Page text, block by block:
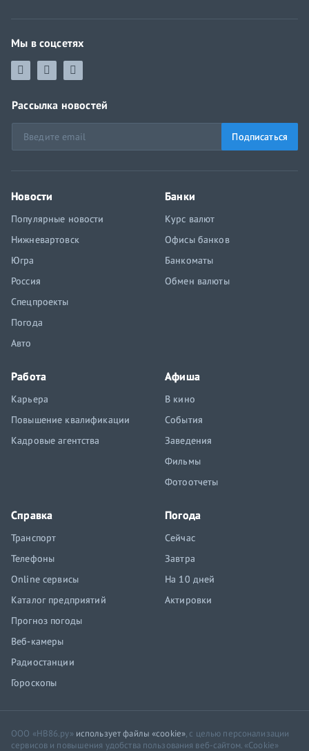
Мы в соцсетях
Рассылка новостей
Подписаться
Новости
Популярные новости
Нижневартовск
Югра
Россия
Спецпроекты
Погода
Авто
Банки
Курс валют
Офисы банков
Банкоматы
Обмен валюты
Работа
Карьера
Повышение квалификации
Кадровые агентства
Афиша
В кино
События
Заведения
Фильмы
Фотоотчеты
Справка
Транспорт
Телефоны
Online сервисы
Каталог предприятий
Прогноз погоды
Веб-камеры
Радиостанции
Гороскопы
Погода
Сейчас
Завтра
На 10 дней
Актировки
ООО «НВ86.ру» использует файлы «cookie», с целью персонализации
сервисов и повышения удобства пользования веб-сайтом. «Cookie»